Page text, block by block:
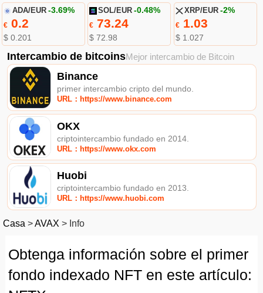
ADA/EUR -3.69%
€0.2
$ 0.201
SOL/EUR -0.48%
€ 73.24
$ 72.98
XRP/EUR -2%
€1.03
$ 1.027
Intercambio de bitcoinsMejor intercambio de Bitcoin
Binance
primer intercambio cripto del mundo.
URL：https://www.binance.com
OKX
criptointercambio fundado en 2014.
URL：https://www.okx.com
Huobi
criptointercambio fundado en 2013.
URL：https://www.huobi.com
Casa >AVAX > Info
Obtenga información sobre el primer
fondo indexado NFT en este artículo: